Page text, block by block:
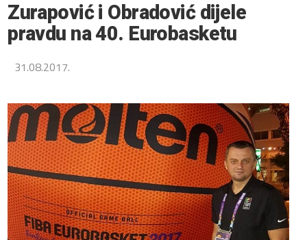
Zurapović i Obradović dijele
pravdu na 40. Eurobasketu
31.08.2017.